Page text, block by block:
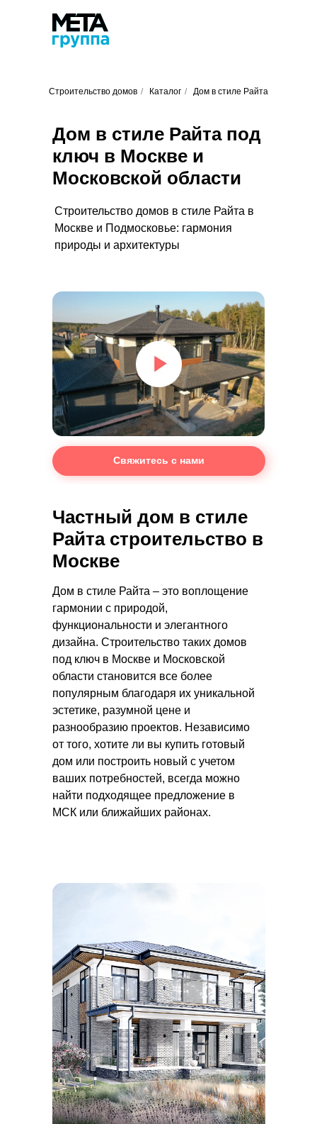
Строительство домов / Каталог / Дом в стиле Райта
Дом в стиле Райта под
ключ в Москве и
Московской области
Строительство домов в стиле Райта в
Москве и Подмосковье: гармония
природы и архитектуры
Свяжитесь с нами
Частный дом в стиле
Райта строительство в
Москве
Дом в стиле Райта – это воплощение
гармонии с природой,
функциональности и элегантного
дизайна. Строительство таких домов
под ключ в Москве и Московской
области становится все более
популярным благодаря их уникальной
эстетике, разумной цене и
разнообразию проектов. Независимо
от того, хотите ли вы купить готовый
дом или построить новый с учетом
ваших потребностей, всегда можно
найти подходящее предложение в
МСК или ближайших районах.